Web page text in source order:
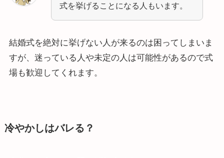
式を挙げることになる人もいます。
結婚式を絶対に挙げない人が来るのは困ってしまいま
すが、迷っている人や未定の人は可能性があるので式
場も歓迎してくれます。
冷やかしはバレる？